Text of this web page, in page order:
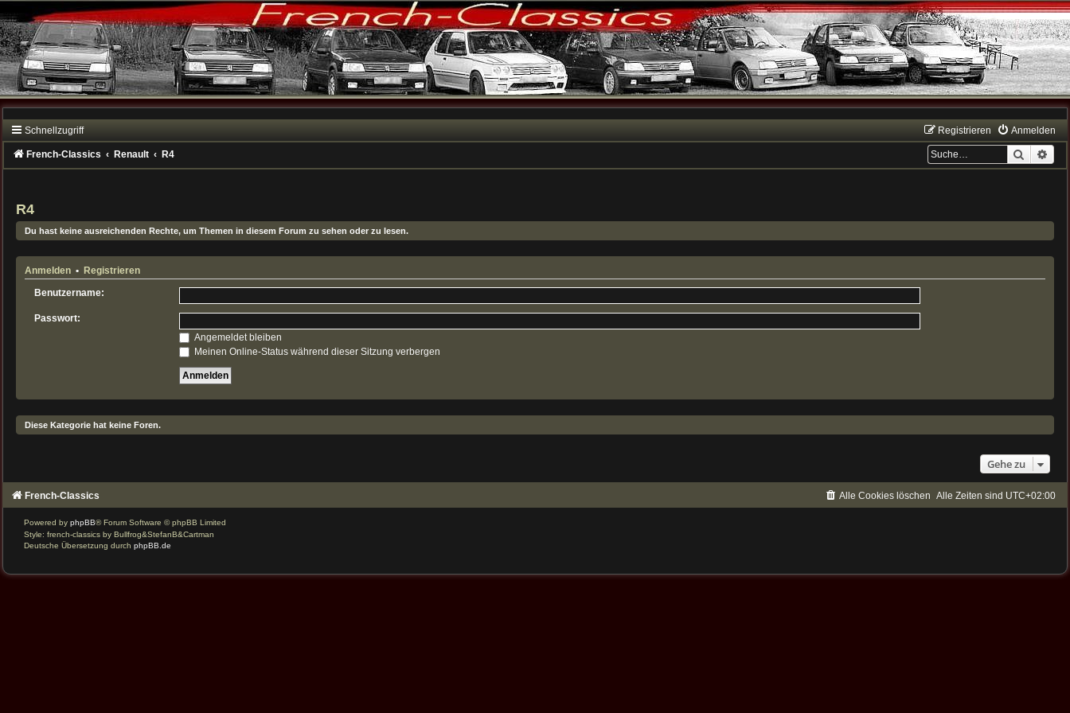
Schnellzugriff Anmelden
Registrieren
Suche
French-Classics Renault R4
R4
Du hast keine ausreichenden Rechte, um Themen in diesem Forum zu sehen oder zu lesen.
Anmelden • Registrieren
Benutzername:
Passwort:
Angemeldet bleiben
Meinen Online-Status während dieser Sitzung verbergen
Diese Kategorie hat keine Foren.
Gehe zu
French-Classics Alle Zeiten sind UTC+02:00
Alle Cookies löschen
Powered byphpBB® Forum Software © phpBB Limited
Style: french-classics by Bullfrog&StefanB&Cartman
Deutsche Übersetzung durchphpBB.de